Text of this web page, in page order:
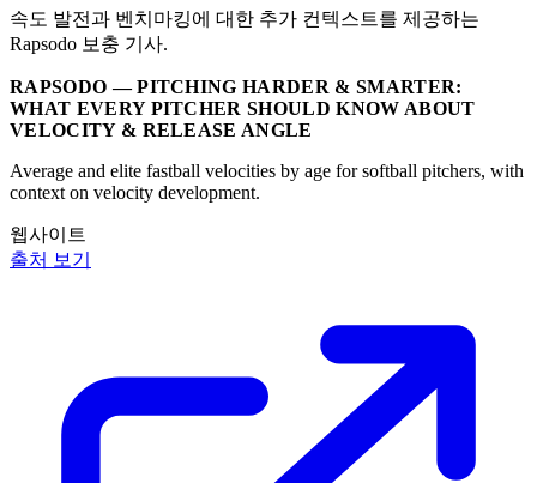
속도 발전과 벤치마킹에 대한 추가 컨텍스트를 제공하는
Rapsodo 보충 기사.
RAPSODO — PITCHING HARDER & SMARTER:
WHAT EVERY PITCHER SHOULD KNOW ABOUT
VELOCITY & RELEASE ANGLE
Average and elite fastball velocities by age for softball pitchers, with
context on velocity development.
웹사이트
출처 보기